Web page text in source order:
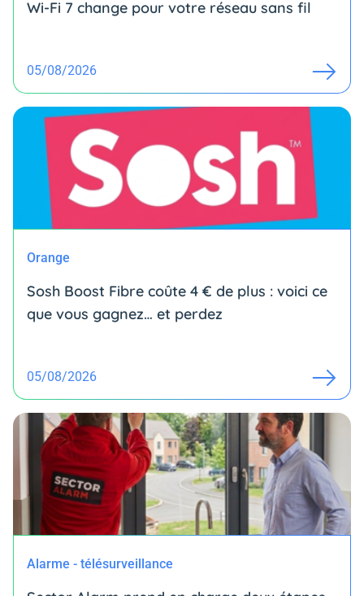
Wi-Fi 7 change pour votre réseau sans fil
05/08/2026
Orange
Sosh Boost Fibre coûte 4 € de plus : voici ce
que vous gagnez… et perdez
05/08/2026
Alarme - télésurveillance